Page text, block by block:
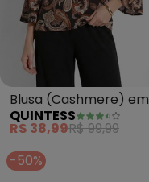
Blusa (Cashmere) em
Malha de Viscose
QUINTESS
R$ 38,99R$ 99,99
-50%